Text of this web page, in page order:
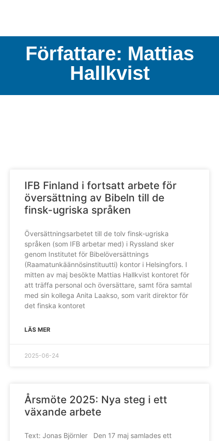
Författare: Mattias
Hallkvist
IFB Finland i fortsatt arbete för
översättning av Bibeln till de
finsk-ugriska språken
Översättningsarbetet till de tolv finsk-ugriska
språken (som IFB arbetar med) i Ryssland sker
genom Institutet för Bibelöversättnings
(Raamatunkäännösinstituutti) kontor i Helsingfors. I
mitten av maj besökte Mattias Hallkvist kontoret för
att träffa personal och översättare, samt föra samtal
med sin kollega Anita Laakso, som varit direktor för
det finska kontoret
LÄS MER
2025-06-24
Årsmöte 2025: Nya steg i ett
växande arbete
Text: Jonas Björnler Den 17 maj samlades ett